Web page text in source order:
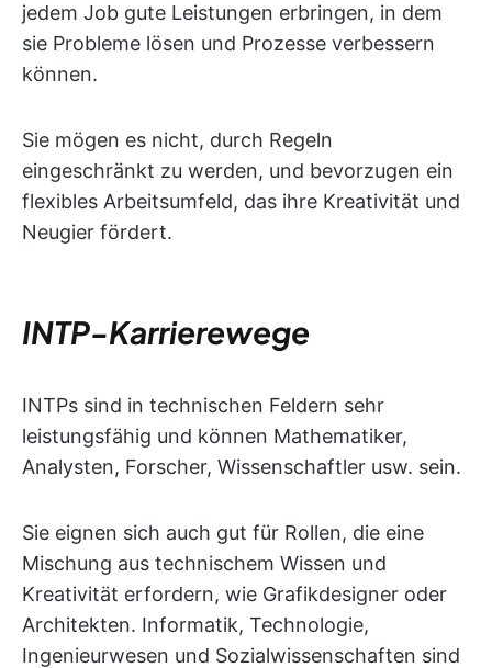
jedem Job gute Leistungen erbringen, in dem
sie Probleme lösen und Prozesse verbessern
können.
Sie mögen es nicht, durch Regeln
eingeschränkt zu werden, und bevorzugen ein
flexibles Arbeitsumfeld, das ihre Kreativität und
Neugier fördert.
INTP-Karrierewege
INTPs sind in technischen Feldern sehr
leistungsfähig und können Mathematiker,
Analysten, Forscher, Wissenschaftler usw. sein.
Sie eignen sich auch gut für Rollen, die eine
Mischung aus technischem Wissen und
Kreativität erfordern, wie Grafikdesigner oder
Architekten. Informatik, Technologie,
Ingenieurwesen und Sozialwissenschaften sind